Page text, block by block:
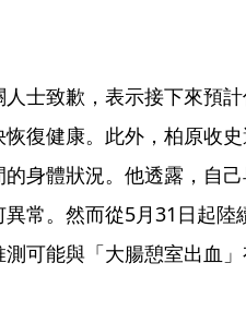
士致歉，表示接下來預
復健康。此外，柏原收
身體狀況。他透露，自
常。然而從5月31日起陸
可能與「大腸憩室出血